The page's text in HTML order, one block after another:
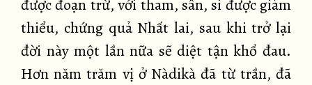
được đoạn trừ, với tham, sân, si được giảm
thiểu, chứng quả Nhất lai, sau khi trở lại
đời này một lần nữa sẽ diệt tận khổ đau.
Hơn năm trăm vị ở Nàdikà đã từ trần, đã